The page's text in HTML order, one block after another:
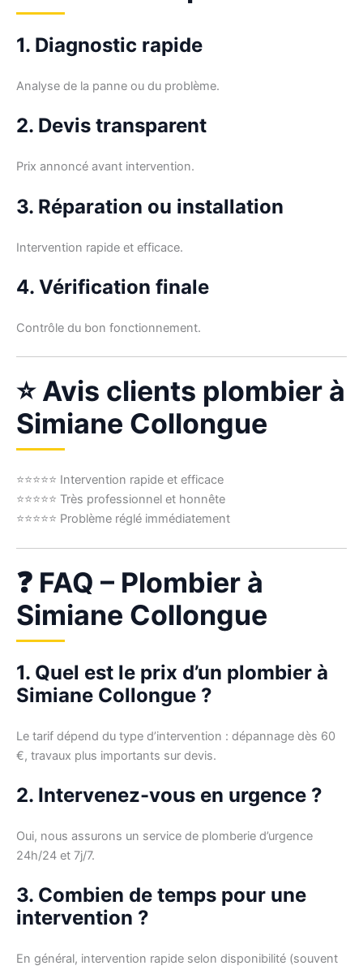
1. Diagnostic rapide
Analyse de la panne ou du problème.
2. Devis transparent
Prix annoncé avant intervention.
3. Réparation ou installation
Intervention rapide et efficace.
4. Vérification finale
Contrôle du bon fonctionnement.
⭐ Avis clients plombier à
Simiane Collongue
⭐⭐⭐⭐⭐ Intervention rapide et efficace
⭐⭐⭐⭐⭐ Très professionnel et honnête
⭐⭐⭐⭐⭐ Problème réglé immédiatement
❓ FAQ – Plombier à
Simiane Collongue
1. Quel est le prix d’un plombier à
Simiane Collongue ?
Le tarif dépend du type d’intervention : dépannage dès 60
€, travaux plus importants sur devis.
2. Intervenez-vous en urgence ?
Oui, nous assurons un service de plomberie d’urgence
24h/24 et 7j/7.
3. Combien de temps pour une
intervention ?
En général, intervention rapide selon disponibilité (souvent